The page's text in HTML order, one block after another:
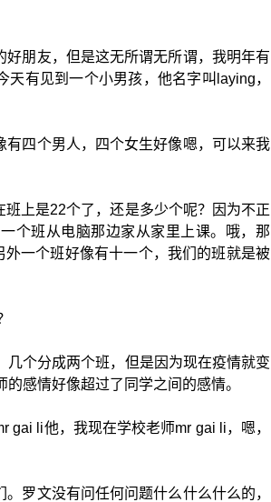
朋友，但是这无所谓无所谓，我明年有
有见到一个小男孩，他名字叫laying，
四个男人，四个女生好像嗯，可以来我
上是22个了，还是多少个呢？因为不正
个班从电脑那边家从家里上课。哦，那
一个班好像有十一个，我们的班就是被
个分成两个班，但是因为现在疫情就变
感情好像超过了同学之间的感情。
gai li他，我现在学校老师mr gai li，嗯，
罗文没有问任何问题什么什么什么的，